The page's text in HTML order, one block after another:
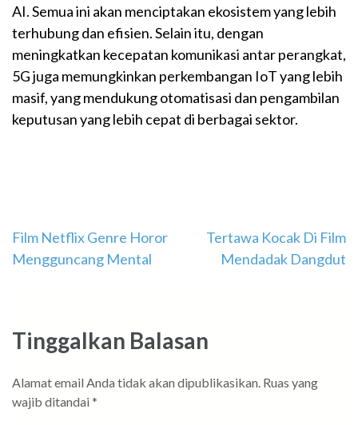
AI. Semua ini akan menciptakan ekosistem yang lebih
terhubung dan efisien. Selain itu, dengan
meningkatkan kecepatan komunikasi antar perangkat,
5G juga memungkinkan perkembangan IoT yang lebih
masif, yang mendukung otomatisasi dan pengambilan
keputusan yang lebih cepat di berbagai sektor.
Navigasi
pos
Film Netflix Genre Horor
Mengguncang Mental
Tertawa Kocak Di Film
Mendadak Dangdut
Tinggalkan Balasan
Alamat email Anda tidak akan dipublikasikan. Ruas yang
wajib ditandai *